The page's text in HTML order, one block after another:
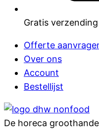
Gratis
Offerte
Over ons
Account
Bestellijst
De horeca